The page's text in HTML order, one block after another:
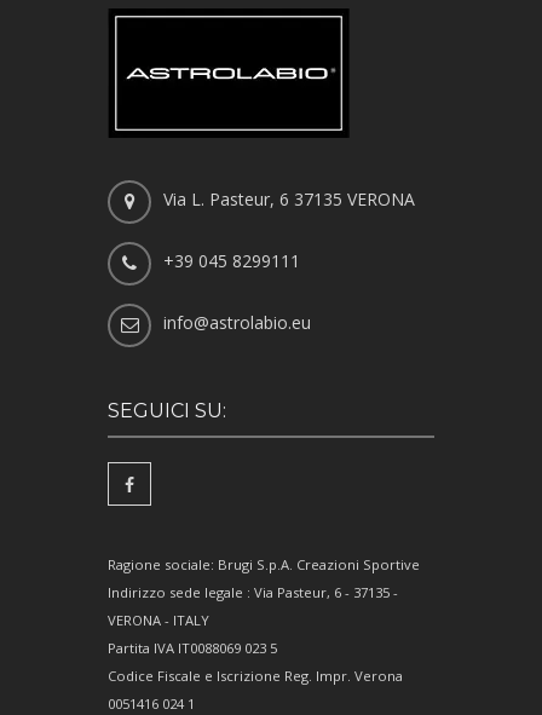
Via L. Pasteur, 6 37135 VERONA
+39 045 8299111
info@astrolabio.eu
SEGUICI SU:
Ragione sociale: Brugi S.p.A. Creazioni Sportive
Indirizzo sede legale : Via Pasteur, 6 - 37135 -
VERONA - ITALY
Partita IVA IT0088069 023 5
Codice Fiscale e Iscrizione Reg. Impr. Verona
0051416 024 1